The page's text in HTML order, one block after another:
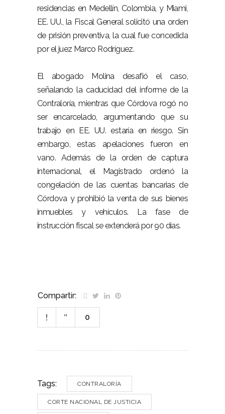
residencias en Medellín, Colombia, y Miami,
EE. UU., la Fiscal General solicitó una orden
de prisión preventiva, la cual fue concedida
por el juez Marco Rodríguez.
El abogado Molina desafió el caso,
señalando la caducidad del informe de la
Contraloría, mientras que Córdova rogó no
ser encarcelado, argumentando que su
trabajo en EE. UU. estaría en riesgo. Sin
embargo, estas apelaciones fueron en
vano. Además de la orden de captura
internacional, el Magistrado ordenó la
congelación de las cuentas bancarias de
Córdova y prohibió la venta de sus bienes
inmuebles y vehículos. La fase de
instrucción fiscal se extenderá por 90 días.
Compartir:
0
Tags: CONTRALORÍA
CORTE NACIONAL DE JUSTICIA